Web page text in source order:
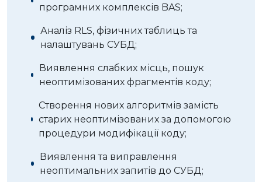
програмних комплексів BAS;
Аналіз RLS, фізичних таблиць та
налаштувань СУБД;
Виявлення слабких місць, пошук
неоптимізованих фрагментів коду;
Створення нових алгоритмів замість
старих неоптимізованих за допомогою
процедури модифікації коду;
Виявлення та виправлення
неоптимальних запитів до СУБД;